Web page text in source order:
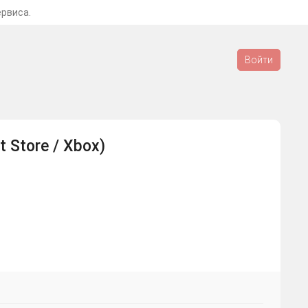
Войти
Store / Xbox)